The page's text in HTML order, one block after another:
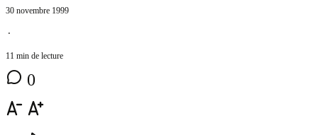
30 novembre 1999
⋅
11 min de lecture
0